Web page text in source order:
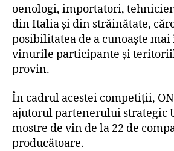
oenologi, importatori,
din Italia și din străinătate,
posibilitatea de a cunoaște
vinurile participante și
provin.
În cadrul acestei competiții,
ajutorul partenerului strategic
mostre de vin de la 22 de
producătoare.